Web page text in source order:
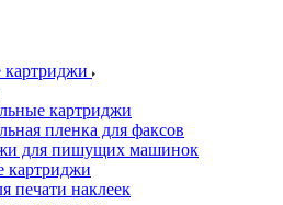
картриджи
пленка для факсов
для пишущих машинок
картриджи
печати наклеек